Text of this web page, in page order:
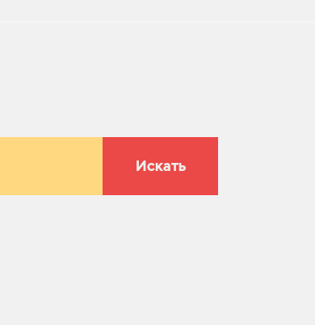
Искать